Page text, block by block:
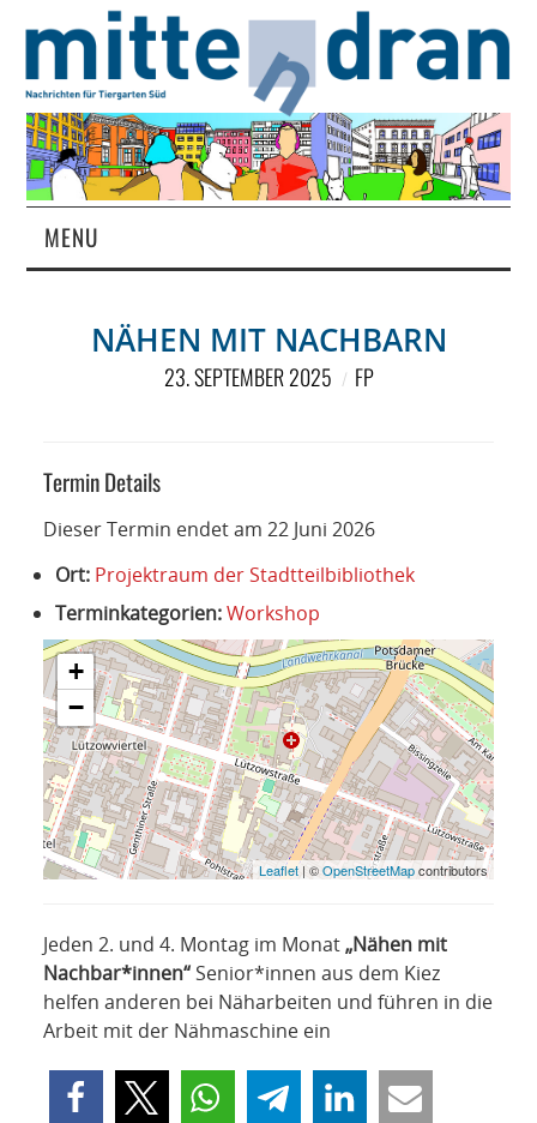
MENU
MAGAZIN
RUBRIKEN
NETZWERK
SPONSORING
KONTAKT
NÄHEN MIT NACHBARN
23. SEPTEMBER 2025 FP
Termin Details
Dieser Termin endet am 22 Juni 2026
Ort: Projektraum der Stadtteilbibliothek
Terminkategorien:Workshop
+
−
Leaflet | ©OpenStreetMapcontributors
Jeden 2. und 4. Montag im Monat„Nähen mit
Nachbar*innen“Senior*innen aus dem Kiez
helfen anderen bei Näharbeiten und führen in die
Arbeit mit der Nähmaschine ein